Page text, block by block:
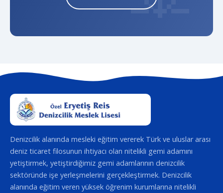
Denizcilik alanında mesleki eğitim vererek Türk ve uluslar arası
deniz ticaret filosunun ihtiyacı olan nitelikli gemi adamını
yetiştirmek, yetiştirdiğimiz gemi adamlarının denizcilik
sektöründe işe yerleşmelerini gerçekleştirmek. Denizcilik
alanında eğitim veren yüksek öğrenim kurumlarına nitelikli